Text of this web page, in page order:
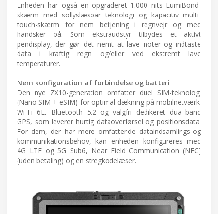
Enheden har også en opgraderet 1.000 nits LumiBond-
skærm med sollyslæsbar teknologi og kapacitiv multi-
touch-skærm for nem betjening i regnvejr og med
handsker på. Som ekstraudstyr tilbydes et aktivt
pendisplay, der gør det nemt at lave noter og indtaste
data i kraftig regn og/eller ved ekstremt lave
temperaturer.
Nem konfiguration af forbindelse og batteri
Den nye ZX10-generation omfatter duel SIM-teknologi
(Nano SIM + eSIM) for optimal dækning på mobilnetværk.
Wi-Fi 6E, Bluetooth 5.2 og valgfri dedikeret dual-band
GPS, som leverer hurtig dataoverførsel og positionsdata.
For dem, der har mere omfattende dataindsamlings-og
kommunikationsbehov, kan enheden konfigureres med
4G LTE og 5G Sub6, Near Field Communication (NFC)
(uden betaling) og en stregkodelæser.